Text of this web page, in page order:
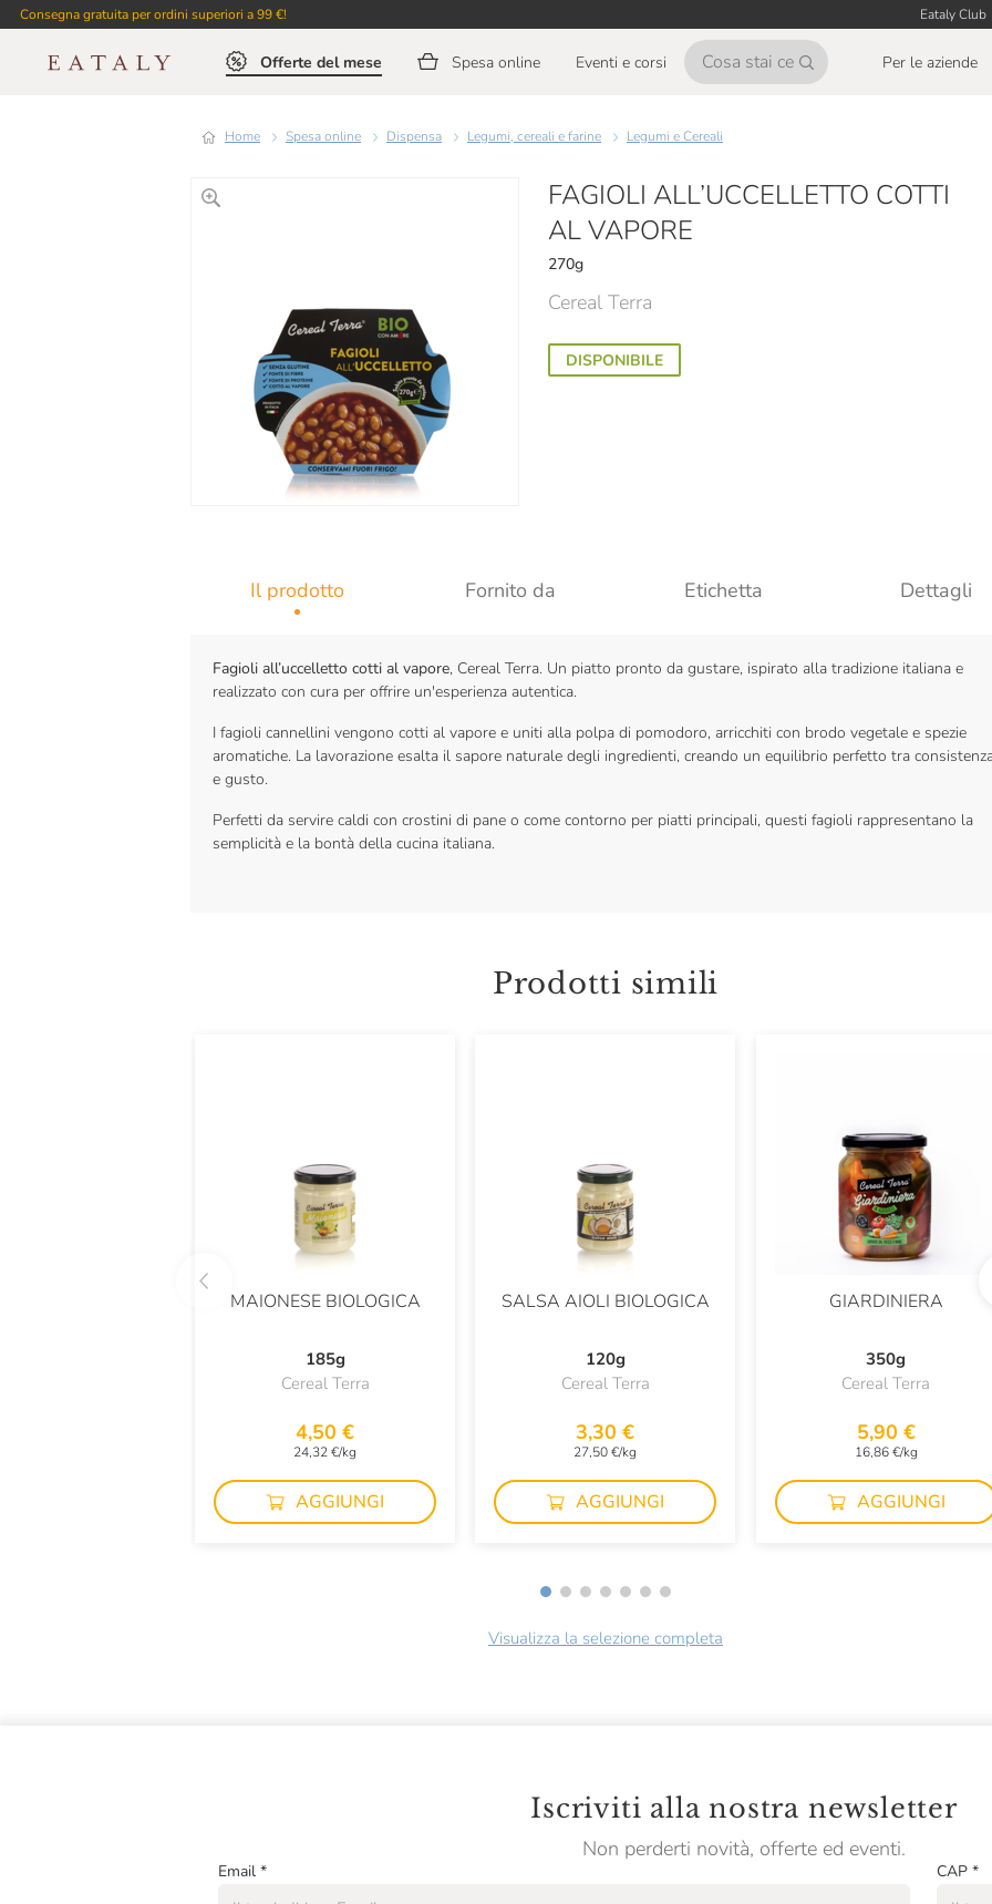
Consegna gratuita per ordini superiori a 99 €! Eataly Club
Offerte del mese Spesa online Eventi e corsi Per le aziende
Home Spesa online Dispensa Legumi, cereali e farine Legumi e Cereali
FAGIOLI ALL’UCCELLETTO COTTI
AL VAPORE
270g
Cereal Terra
DISPONIBILE
Il prodotto Fornito da Etichetta Dettagli
Fagioli all’uccelletto cotti al vapore, Cereal Terra. Un piatto pronto da gustare, ispirato alla tradizione italiana e
realizzato con cura per offrire un'esperienza autentica.
I fagioli cannellini vengono cotti al vapore e uniti alla polpa di pomodoro, arricchiti con brodo vegetale e spezie
aromatiche. La lavorazione esalta il sapore naturale degli ingredienti, creando un equilibrio perfetto tra
e gusto.
Perfetti da servire caldi con crostini di pane o come contorno per piatti principali, questi fagioli rappresentano la
semplicità e la bontà della cucina italiana.
Prodotti simili
MAIONESE BIOLOGICA
185g
Cereal Terra
4,50 €
24,32 €/kg
AGGIUNGI
SALSA AIOLI BIOLOGICA
120g
Cereal Terra
3,30 €
27,50 €/kg
AGGIUNGI
GIARDINIERA
350g
Cereal Terra
5,90 €
16,86 €/kg
AGGIUNGI
Visualizza la selezione completa
Iscriviti alla nostra newsletter
Non perderti novità, offerte ed eventi.
Email * CAP *